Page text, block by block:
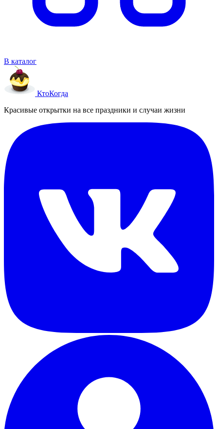
В каталог
КтоКогда
Красивые открытки на все праздники и случаи жизни